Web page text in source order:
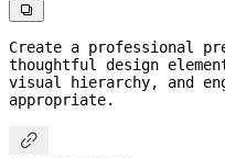

Create a professional
thoughtful design
visual hierarchy, and
appropriate.
